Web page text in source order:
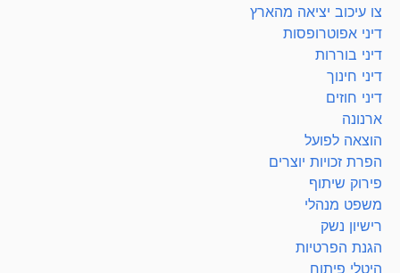
צו עיכוב יציאה מהארץ
דיני אפוטרופסות
דיני בוררות
דיני חינוך
דיני חוזים
ארנונה
הוצאה לפועל
הפרת זכויות יוצרים
פירוק שיתוף
משפט מנהלי
רישיון נשק
הגנת הפרטיות
היטלי פיתוח